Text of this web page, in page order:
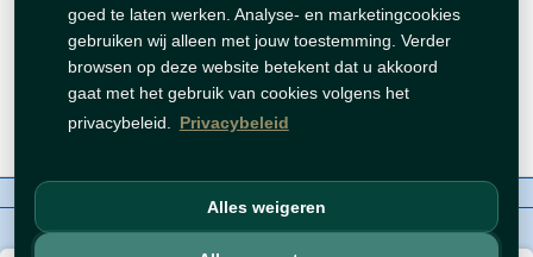
goed te laten werken. Analyse- en marketingcookies
gebruiken wij alleen met jouw toestemming. Verder
browsen op deze website betekent dat u akkoord
gaat met het gebruik van cookies volgens het
privacybeleid. Privacybeleid
Alles weigeren
Beoordeling plaatsen
Over ons
WhatsAppen
auteursrechten©Tawfeer 2018-2026